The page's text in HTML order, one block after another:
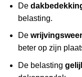
De
belasting.
De
beter op zijn
De belasting